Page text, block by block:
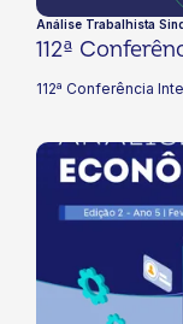
Análise Trabalhista
112ª
112ª Conferência